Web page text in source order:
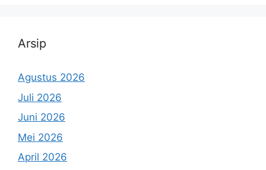
Arsip
Agustus 2026
Juli 2026
Juni 2026
Mei 2026
April 2026